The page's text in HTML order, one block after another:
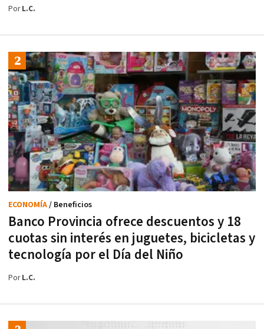
PorL.C.
Banco Provincia ofrece descuentos y 18
cuotas sin interés en juguetes, bicicletas y
tecnología por el Día del Niño
ECONOMÍA/ Beneficios
PorL.C.